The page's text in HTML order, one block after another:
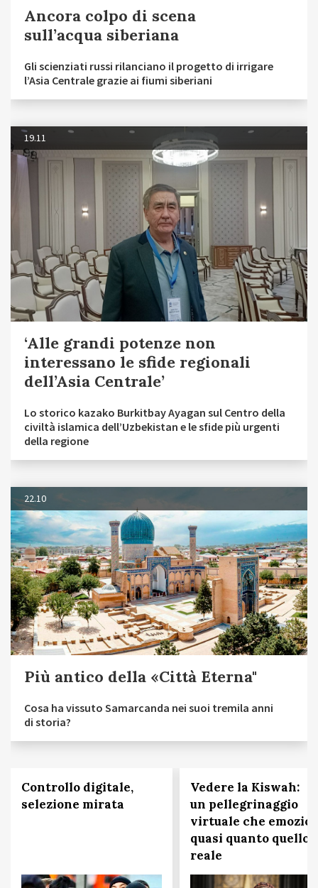
Ancora colpo di scena
sull’acqua siberiana
Gli scienziati russi rilanciano il progetto di irrigare
l’Asia Centrale grazie ai fiumi siberiani
19.11
‘Alle grandi potenze non
interessano le sfide regionali
dell’Asia Centrale’
Lo storico kazako Burkitbay Ayagan sul Centro della
civiltà islamica dell’Uzbekistan e le sfide più urgenti
della regione
22.10
Più antico della «Città Eterna"
Cosa ha vissuto Samarcanda nei suoi tremila anni
di storia?
Controllo digitale,
selezione mirata
Vedere la Kiswah:
un pellegrinaggio
virtuale che
quasi quanto quello
reale